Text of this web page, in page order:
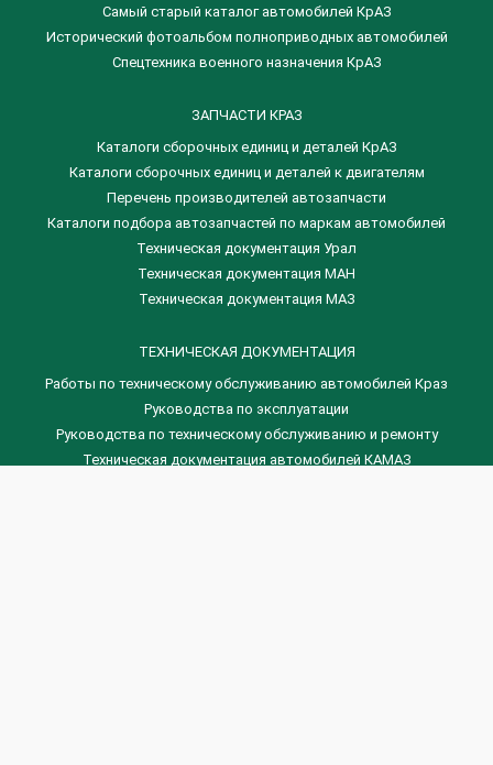
Самый старый каталог автомобилей КрАЗ
Исторический фотоальбом полноприводных автомобилей
Спецтехника военного назначения КрАЗ
ЗАПЧАСТИ КРАЗ
Каталоги сборочных единиц и деталей КрАЗ
​Каталоги сборочных единиц и деталей к двигателям
Перечень производителей автозапчасти
Каталоги подбора автозапчастей по маркам автомобилей
Техническая документация Урал
Техническая документация МАН
Техническая документация МАЗ
ТЕХНИЧЕСКАЯ ДОКУМЕНТАЦИЯ
Работы по техническому обслуживанию автомобилей Краз
Руководства по эксплуатации
Руководства по техническому обслуживанию и ремонту
Техническая документация автомобилей КАМАЗ